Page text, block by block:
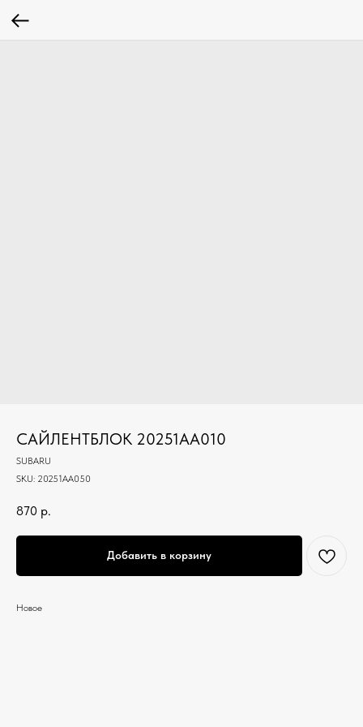
САЙЛЕНТБЛОК 20251AA010
SUBARU
SKU: 20251AA050
870 р.
Добавить в корзину
Новое